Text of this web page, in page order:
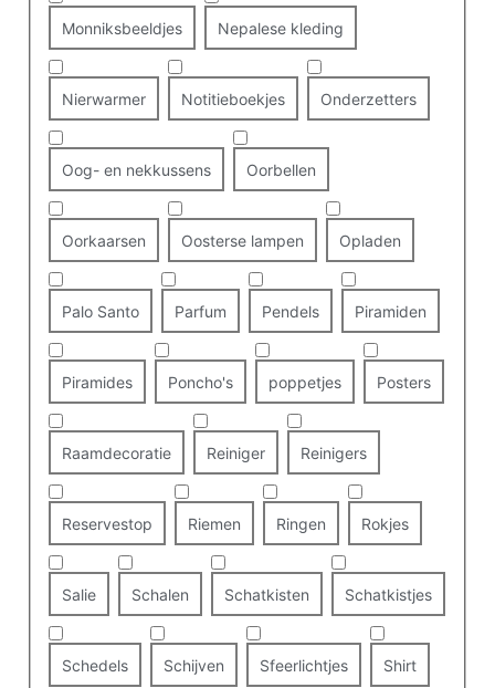
Monniksbeeldjes Nepalese kleding
Nierwarmer Notitieboekjes Onderzetters
Oog- en nekkussens Oorbellen
Oorkaarsen Oosterse lampen Opladen
Palo Santo Parfum Pendels Piramiden
Piramides Poncho's poppetjes Posters
Raamdecoratie Reiniger Reinigers
Reservestop Riemen Ringen Rokjes
Salie Schalen Schatkisten Schatkistjes
Schedels Schijven Sfeerlichtjes Shirt